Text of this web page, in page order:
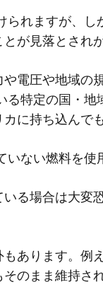
られますが、
が見落とされ
電圧や地域の
る特定の国・
に持ち込んで
いない燃料を
る場合は大変
あります。例
のまま維持さ